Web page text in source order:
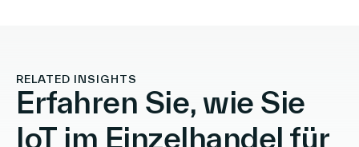
RELATED INSIGHTS
Erfahren Sie, wie Sie
IoT im Einzelhandel für